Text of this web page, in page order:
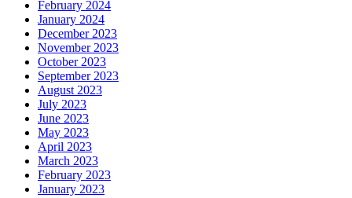
February 2024
January 2024
December 2023
November 2023
October 2023
September 2023
August 2023
July 2023
June 2023
May 2023
April 2023
March 2023
February 2023
January 2023